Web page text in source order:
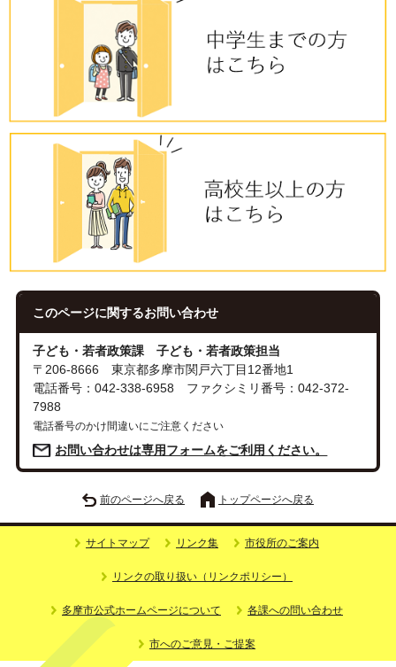
このページに関するお問い合わせ
子ども・若者政策課 子ども・若者政策担当
〒206-8666 東京都多摩市関戸六丁目12番地1
電話番号：042-338-6958 ファクシミリ番号：042-372-
7988
電話番号のかけ間違いにご注意ください
お問い合わせは専用フォームをご利用ください。
前のページへ戻る トップページへ戻る
サイトマップ リンク集 市役所のご案内
リンクの取り扱い（リンクポリシー）
多摩市公式ホームページについて 各課への問い合わせ
市へのご意見・ご提案